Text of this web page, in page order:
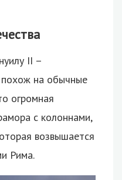
II –
на обычные
огромная
с колоннами,
возвышается
Рима.